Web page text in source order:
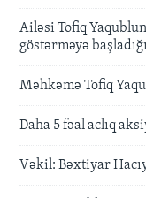
Ailəsi Tofiq
göstərməyə
Məhkəmə Tofiq
Daha 5 fəal aclıq
Vəkil: Bəxtiyar